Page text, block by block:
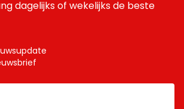
dagelijks of wekelijks de beste